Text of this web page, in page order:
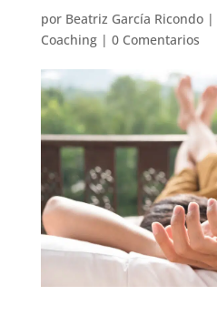
por Beatriz García Ricondo|
Coaching| 0 Comentarios